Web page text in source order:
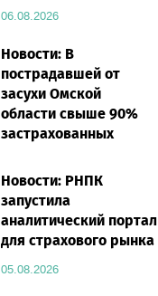
06.08.2026
Новости: В
пострадавшей от
засухи Омской
области свыше 90%
застрахованных
полисом «от ЧС»
05.08.2026
Новости: РНПК
запустила
аналитический портал
для страхового рынка
05.08.2026